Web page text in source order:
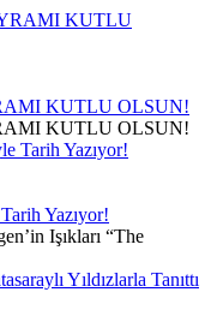
KUTLU OLSUN!
KUTLU OLSUN!
Yazıyor!
Işıkları “The